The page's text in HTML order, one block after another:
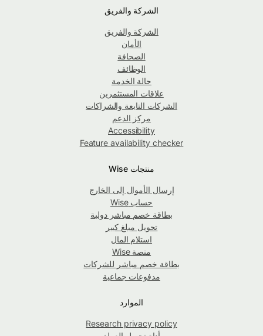
الشركة والفريق
الشركة والفريق
الأمان
الصحافة
الوظائف
حالة الخدمة
علاقات المستثمرين
الشركات التابعة والشراكات
مركز الدعم
Accessibility
Feature availability checker
منتجات Wise
إرسال الأموال إلى الخارج
حساب Wise
بطاقة خصم مباشر دولية
تحويل مبلغ كبير
استلام المال
منصة Wise
بطاقة خصم مباشر للشركات
مدفوعات جماعية
الموارد
Research privacy policy